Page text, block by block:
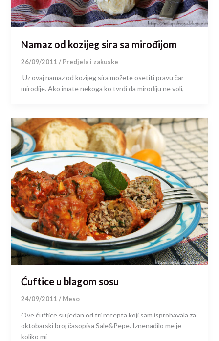
Namaz od kozijeg sira sa mirođijom
26/09/2011 / Predjela i zakuske
Uz ovaj namaz od kozijeg sira možete osetiti pravu čar
mirođije. Ako imate nekoga ko tvrdi da mirođiju ne voli,
Ćuftice u blagom sosu
24/09/2011 / Meso
Ove ćuftice su jedan od tri recepta koji sam isprobavala za
oktobarski broj časopisa Sale&Pepe. Iznenadilo me je
koliko mi